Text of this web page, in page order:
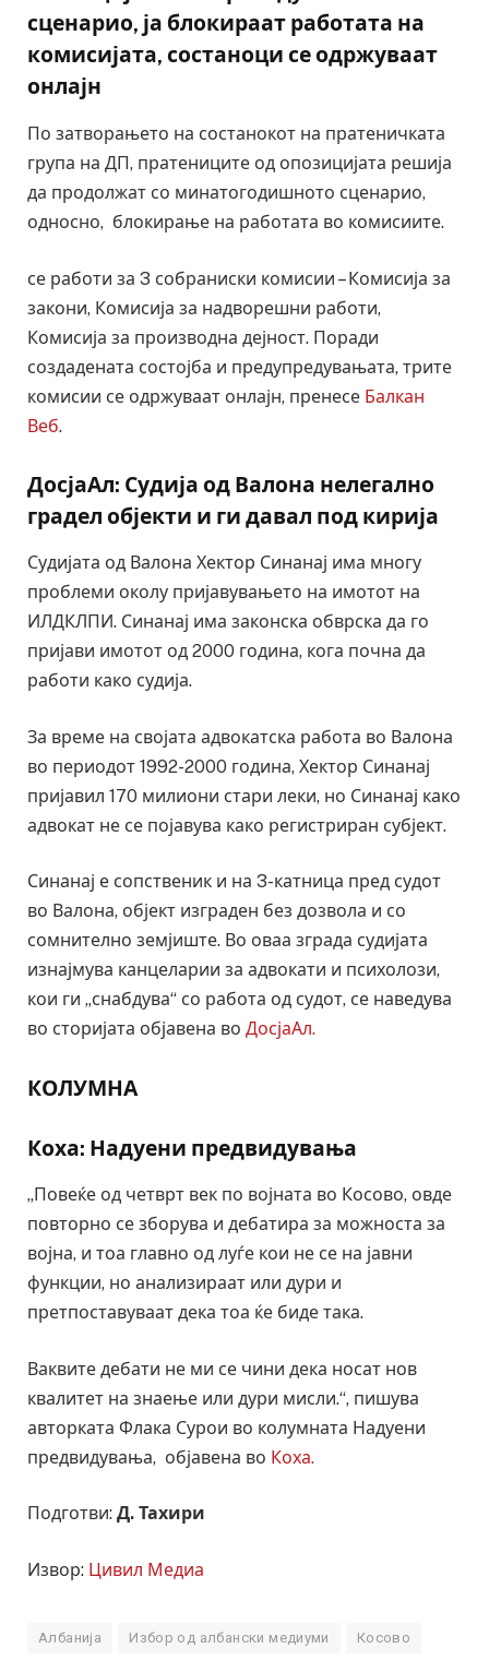
сценарио, ја блокираат работата на
комисијата, состаноци се одржуваат
онлајн
По затворањето на состанокот на пратеничката
група на ДП, пратениците од опозицијата решија
да продолжат со минатогодишното сценарио,
односно, блокирање на работата во комисиите.
се работи за 3 собраниски комисии – Комисија за
закони, Комисија за надворешни работи,
Комисија за производна дејност. Поради
создадената состојба и предупредувањата, трите
комисии се одржуваат онлајн, пренесе Балкан
Веб.
ДосјаАл: Судија од Валона нелегално
градел објекти и ги давал под кирија
Судијата од Валона Хектор Синанај има многу
проблеми околу пријавувањето на имотот на
ИЛДКЛПИ. Синанај има законска обврска да го
пријави имотот од 2000 година, кога почна да
работи како судија.
За време на својата адвокатска работа во Валона
во периодот 1992-2000 година, Хектор Синанај
пријавил 170 милиони стари леки, но Синанај како
адвокат не се појавува како регистриран субјект.
Синанај е сопственик и на 3-катница пред судот
во Валона, објект изграден без дозвола и со
сомнително земјиште. Во оваа зграда судијата
изнајмува канцеларии за адвокати и психолози,
кои ги „снабдува“ со работа од судот, се наведува
во сторијата објавена во ДосјаАл.
КОЛУМНА
Коха: Надуени предвидувања
„Повеќе од четврт век по војната во Косово, овде
повторно се зборува и дебатира за можноста за
војна, и тоа главно од луѓе кои не се на јавни
функции, но анализираат или дури и
претпоставуваат дека тоа ќе биде така.
Ваквите дебати не ми се чини дека носат нов
квалитет на знаење или дури мисли.“, пишува
авторката Флака Сурои во колумната Надуени
предвидувања, објавена во Коха.
Подготви: Д. Тахири
Извор: Цивил Медиа
Албанија Избор од албански медиуми Косово